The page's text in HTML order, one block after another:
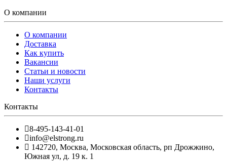
О компании
О компании
Доставка
Как купить
Вакансии
Статьи и новости
Наши услуги
Контакты
Контакты
8-495-143-41-01
info@elstrong.ru
142720, Москва, Московская область, рп Дрожжино,
Южная ул, д. 19 к. 1